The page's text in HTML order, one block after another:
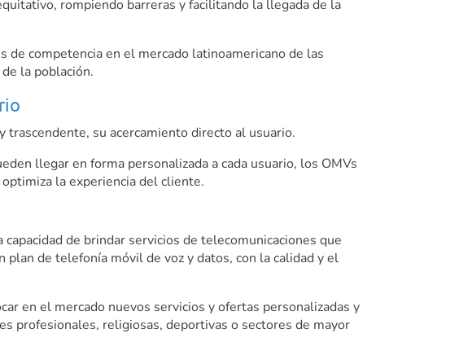
rompiendo barreras y facilitando la llegada de la
competencia en el mercado latinoamericano de las
la población.
su acercamiento directo al usuario.
llegar en forma personalizada a cada usuario, los OMVs
la experiencia del cliente.
de brindar servicios de telecomunicaciones que
plan de telefonía móvil de voz y datos, con la calidad y el
en el mercado nuevos servicios y ofertas personalizadas y
profesionales, religiosas, deportivas o sectores de mayor